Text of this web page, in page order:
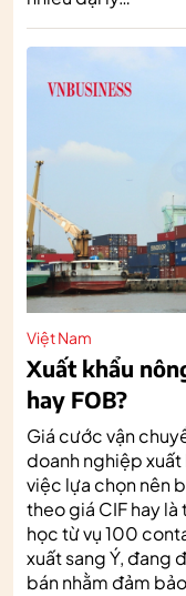
Việt Nam
Xuất khẩu
hay FOB?
Giá cước vận
doanh nghiệp xuất
việc lựa chọn nên
theo giá CIF hay là
học từ vụ 100
xuất sang Ý, đang
bán nhằm đảm